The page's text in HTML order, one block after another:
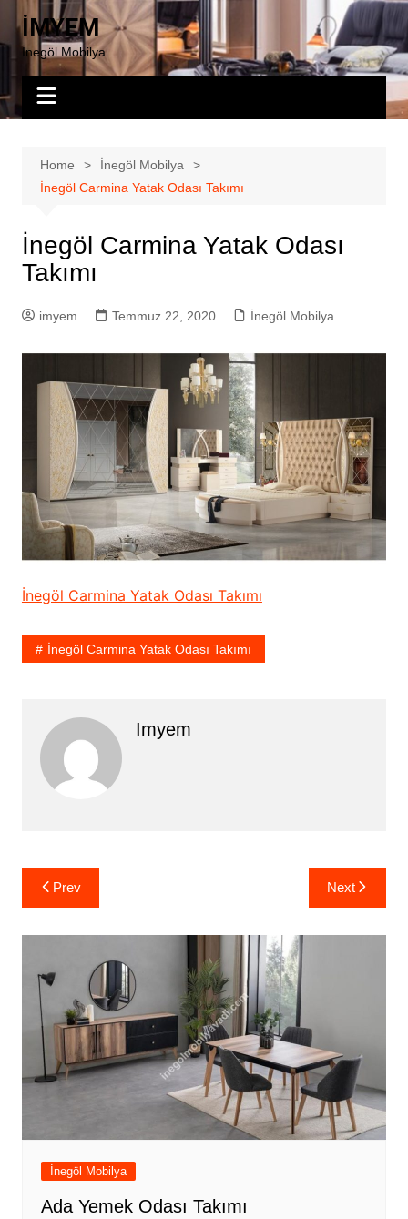
content
İMYEM
İnegöl Mobilya
Home
İnegöl Mobilya
İnegöl Carmina Yatak Odası Takımı
İnegöl Carmina Yatak Odası
Takımı
imyem Temmuz 22, 2020 İnegöl Mobilya
İnegöl Carmina Yatak Odası Takımı
İnegöl Carmina Yatak Odası Takımı
Imyem
Yazı
gezinmesi
Prev Next
İnegöl Mobilya
Ada Yemek Odası Takımı